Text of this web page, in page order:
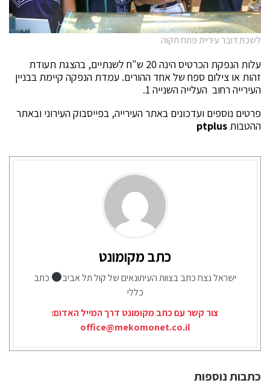
לשכת דובר עיריית פתח תקוה
עלות הנפקת הכרטיס הינה 20 ש"ח לשנתיים, בהצגת תעודת
זהות או צילום ספח של אחד ההורים. עמדת הנפקה קיימת בבניין
העירייה רחוב העלייה השנייה 1.
פרטים נוספים ועדכונים באתר העירייה, בפייסבוק העירוני ובאתר
ההטבות ptplus
כתב מקומונט
ישראל נצח כתב בצוות העיתונאים של קול תל אביב
כתב
כללי
צור קשר עם כתב מקומונט דרך המייל האדום:
office@mekomonet.co.il
כתבות נוספות